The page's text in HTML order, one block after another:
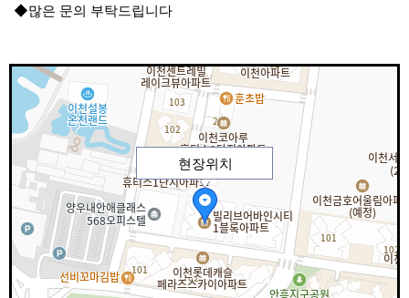
◆많은 문의 부탁드립니다
현장위치